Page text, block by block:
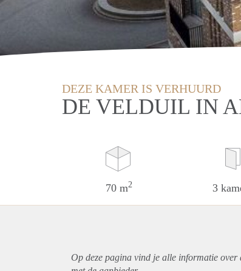
DEZE KAMER IS VERHUURD
DE VELDUIL IN
70 m2 3
Op deze pagina vind je alle informatie